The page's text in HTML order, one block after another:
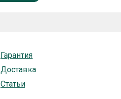
Гарантия
Доставка
Статьи